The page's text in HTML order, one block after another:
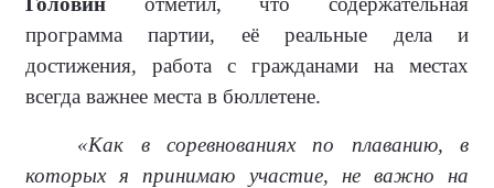
программа партии, её реальные дела и
достижения, работа с гражданами на местах
всегда важнее места в бюллетене.
«Как в соревнованиях по плаванию, в
которых я принимаю участие, не важно на